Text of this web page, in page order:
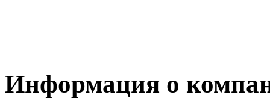
Информация о